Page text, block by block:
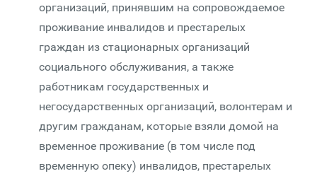
организаций, принявшим на сопровождаемое
проживание инвалидов и престарелых
граждан из стационарных организаций
социального обслуживания, а также
работникам государственных и
негосударственных организаций, волонтерам и
другим гражданам, которые взяли домой на
временное проживание (в том числе под
временную опеку) инвалидов, престарелых